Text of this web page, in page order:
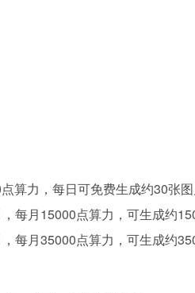
算力，每日可免费生成约30张
每月15000点算力，可生成约
每月35000点算力，可生成约